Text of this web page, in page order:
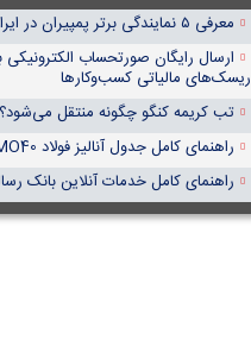
معرفی ۵ نمایندگی برتر پمپیران در ایران
ارسال رایگان صورتحساب
ریسک‌های مالیاتی کسب‌وکارها
تب کریمه کنگو چگونه منتقل می‌شود؟
راهنمای کامل جدول آنالیز فولاد MO40
راهنمای کامل خدمات آنلاین بانک